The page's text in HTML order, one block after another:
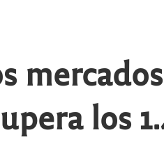
los